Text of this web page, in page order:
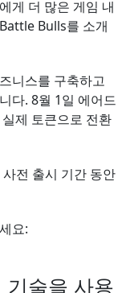
게 더 많은 게임 내
Bulls를 소개
니스를 구축하고
다. 8월 1일 에어드
제 토큰으로 전환
전 출시 기간 동안
요:
기술을 사용